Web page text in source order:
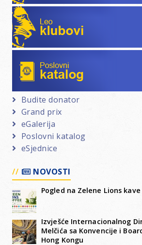
Leo klubovi
Budite donator
Grand prix
eGalerija
Poslovni katalog
eSjednice
NOVOSTI
Pogled na Zelene Lions
Izvješće Internacionalnog
Melčića sa Konvencije i
Hong Kongu